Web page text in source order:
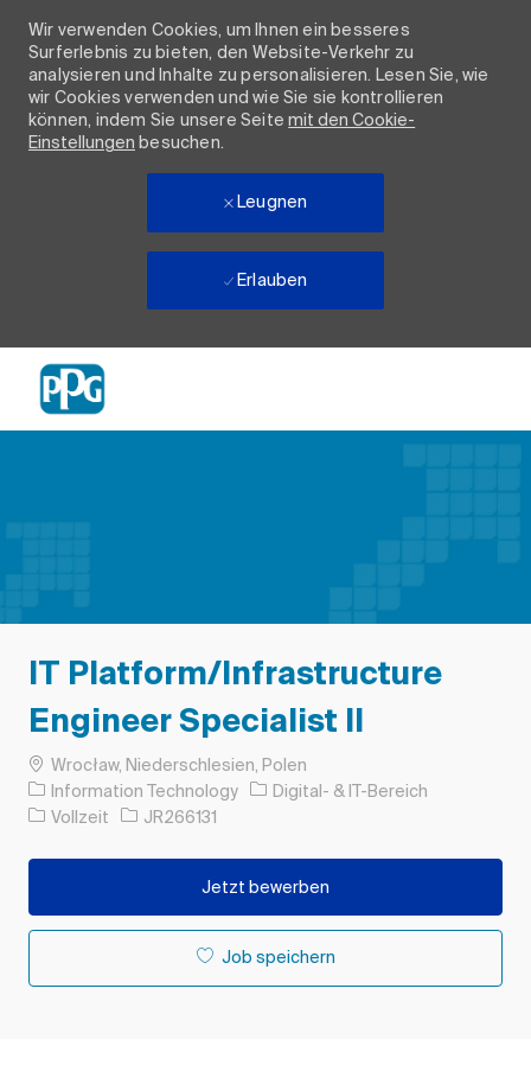
Wir verwenden Cookies, um Ihnen ein besseres
Surferlebnis zu bieten, den Website-Verkehr zu
analysieren und Inhalte zu personalisieren. Lesen Sie, wie
wir Cookies verwenden und wie Sie sie kontrollieren
können, indem Sie unsere Seitemit den Cookie-
Einstellungen besuchen.
Leugnen
Erlauben
IT Platform/Infrastructure
Engineer Specialist II
OrtWrocław, Niederschlesien, Polen
Information Technology
Kategorie
Digital- & IT-Bereich
Auftragstyp
Vollzeit Auftrags-ID
JR266131
Jetzt bewerben
Job speichern